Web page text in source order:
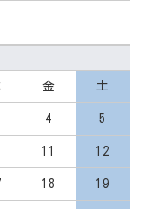
金 土
4 5
11 12
18 19